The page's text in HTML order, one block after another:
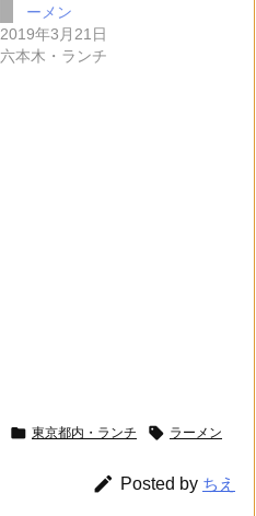
ーメン
2019年3月21日
六本木・ランチ
 東京都内・ランチ  ラーメン
 Posted by ちえ